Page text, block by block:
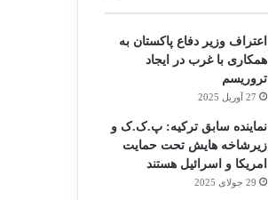
اعتراف وزیر دفاع پاکستان به
همکاری با غرب در ایجاد
تروریسم
27 آوریل 2025
نماینده سابق ترکیه: پ.ک.ک و
زیرشاخه هایش تحت حمایت
امریکا و اسرائیل هستند
29 جولای 2025